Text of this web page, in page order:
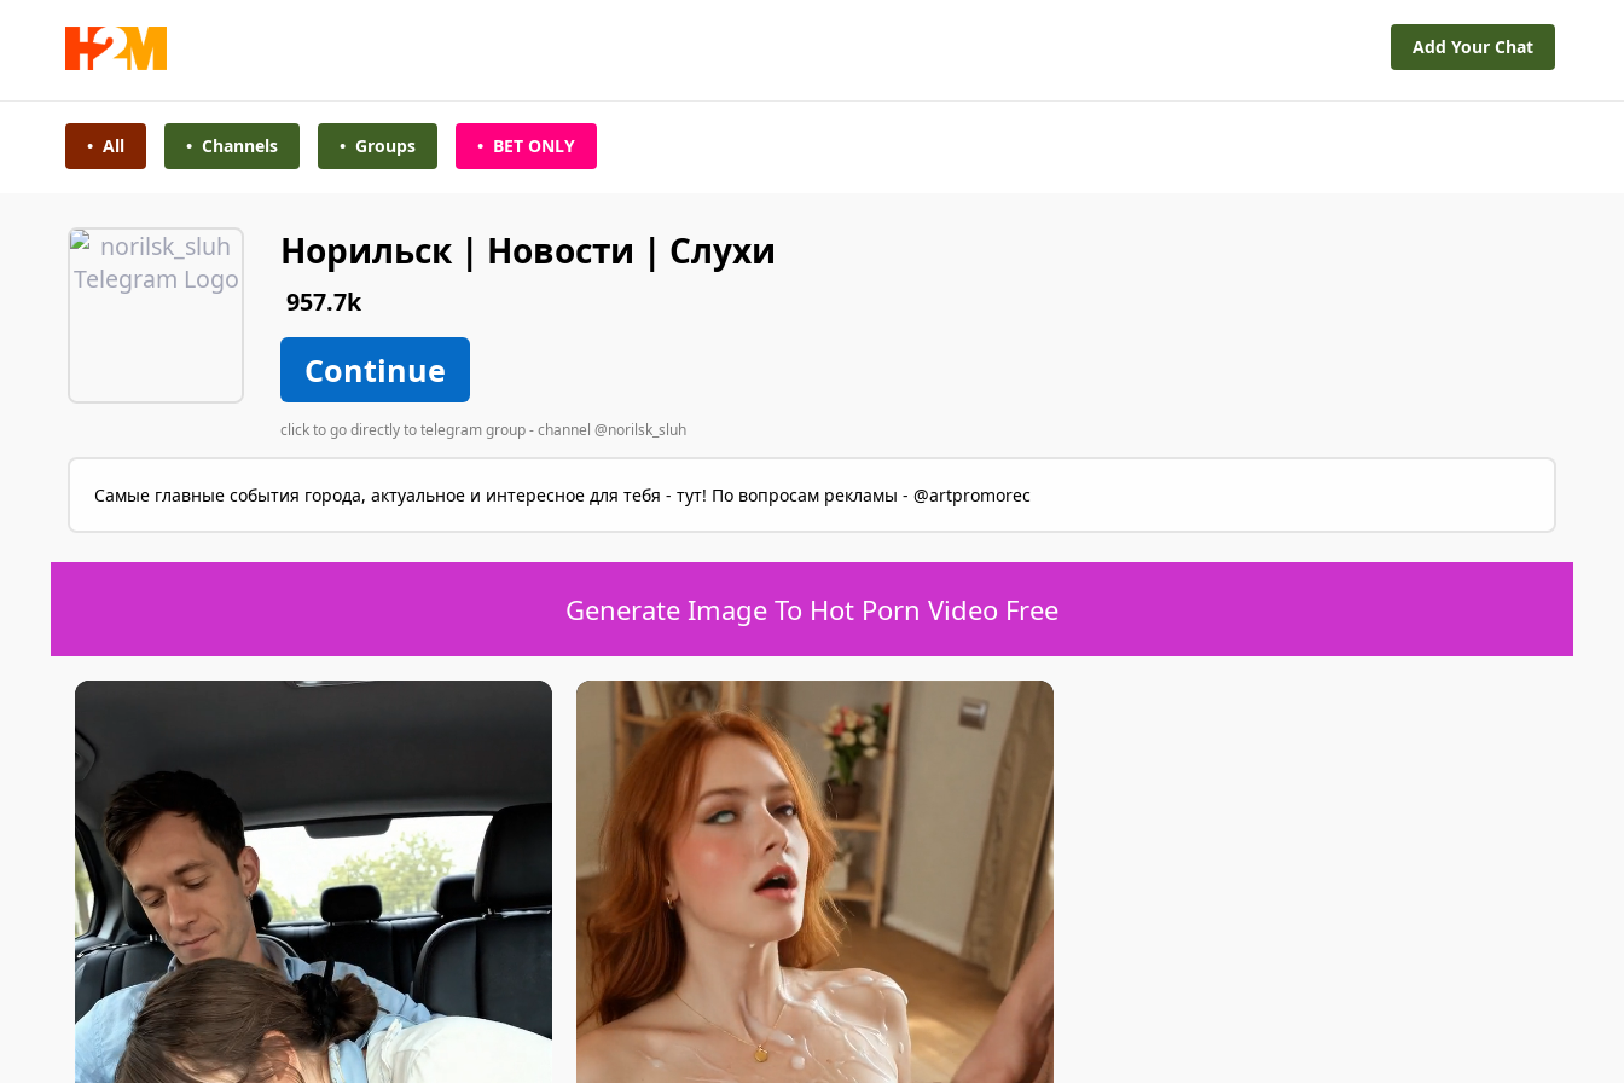
Add Your Chat
• All • Channels • Groups • BET ONLY
Норильск | Новости | Слухи
957.7k
Continue
click to go directly to telegram group - channel @norilsk_sluh
Самые главные события города, актуальное и интересное для тебя - тут! По вопросам рекламы - @artpromorec
Generate Image To Hot Porn Video Free